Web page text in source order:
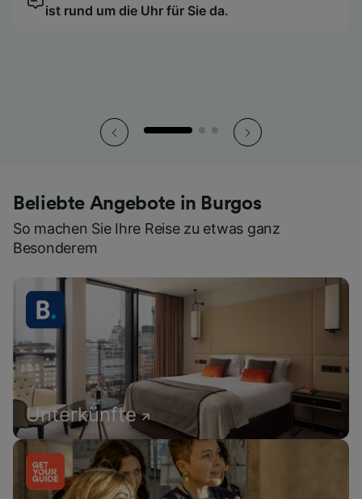
ist rund um die Uhr für Sie da.
So haben Sie all Ihre Tickets stets griffbereit.
ist rund um die Uhr für Sie da.
So haben Sie all Ihre Tickets stets griffbereit.
ist rund um die Uhr für Sie da.
So haben Sie all Ihre Tickets stets griffbereit.
Beliebte Angebote in Burgos
So machen Sie Ihre Reise zu etwas ganz
Besonderem
Unterkünfte